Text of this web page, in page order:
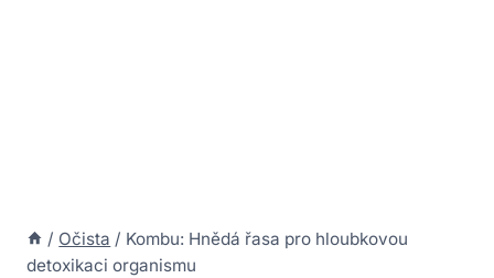
/ Očista / Kombu: Hnědá řasa pro hloubkovou
detoxikaci organismu